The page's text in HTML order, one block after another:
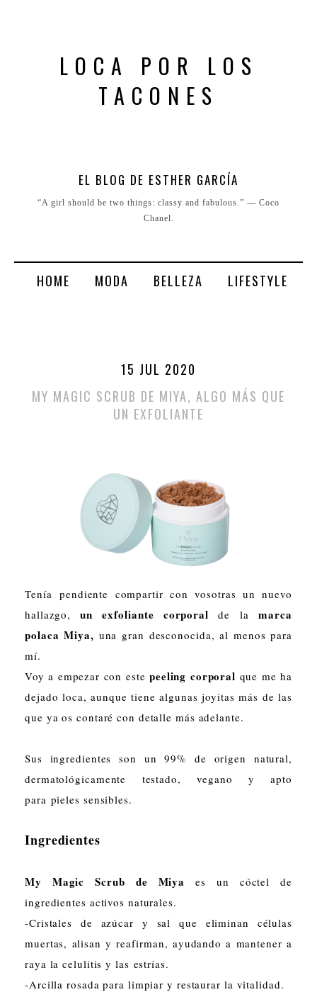
LOCA POR LOS
TACONES
EL BLOG DE ESTHER GARCÍA
“A girl should be two things: classy and fabulous.” ― Coco
Chanel.
HOME MODA BELLEZA LIFESTYLE
15 JUL 2020
MY MAGIC SCRUB DE MIYA, ALGO MÁS QUE
UN EXFOLIANTE
Tenía pendiente compartir con vosotras un nuevo
hallazgo,un exfoliante corporal de lamarca
polaca Miya, una gran desconocida, al menos para
mí.
Voy a empezar con este peeling corporal que me ha
dejado loca, aunque tiene algunas joyitas más de las
que ya os contaré con detalle más adelante.
Sus ingredientes son un 99% de origen natural,
dermatológicamente testado, vegano y apto
para pieles sensibles.
Ingredientes
My Magic Scrub de Miya
es un cóctel de
ingredientes activos naturales.
-Cristales de azúcar y sal que eliminan células
muertas, alisan y reafirman, ayudando a mantener a
raya la celulitis y las estrías.
-Arcilla rosada para limpiar y restaurar la vitalidad.